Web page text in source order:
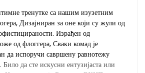
тренутке са нашим изузетним
Дизајниран за оне који су жули од
Израђен од
од флоггера, Сваки комад је
да испоручи савршену равнотежу
да сте искусни ентузијаста или